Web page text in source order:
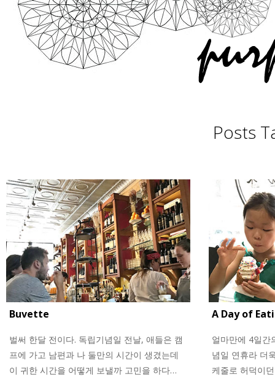
Posts
Buvette
벌써 한달 전이다. 독립기념일 전날, 애들은 캠
프에 가고 남편과 나 둘만의 시간이 생겼는데
이 귀한 시간을 어떻게 보낼까 고민을 하다…
A Day of
얼마만에 4일간
념일 연휴라 더
케줄로 허덕이